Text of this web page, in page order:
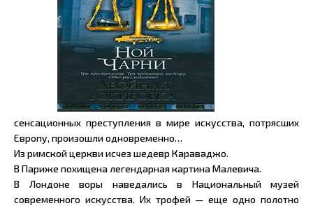
сенсационных преступления в мире искусства, потрясших
Европу, произошли одновременно…
Из римской церкви исчез шедевр Караваджо.
В Париже похищена легендарная картина Малевича.
В Лондоне воры наведались в Национальный музей
современного искусства. Их трофей — еще одно полотно